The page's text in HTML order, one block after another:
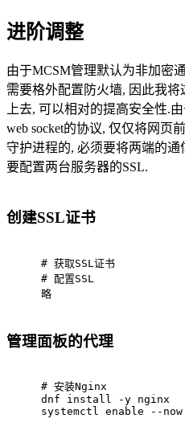
进阶调整
由于MCSM管理默认为非加密
需要格外配置防火墙, 因此我
上去, 可以相对的提高安全性.
web socket的协议, 仅仅将网页
守护进程的, 必须要将两端的
要配置两台服务器的SSL.
创建SSL证书
# 获取SSL证书
# 配置SSL
略
管理面板的代理
# 安装Nginx
dnf install -y nginx
systemctl enable --